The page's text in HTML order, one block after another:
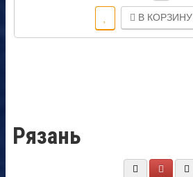
В КОРЗИНУ
Рязань